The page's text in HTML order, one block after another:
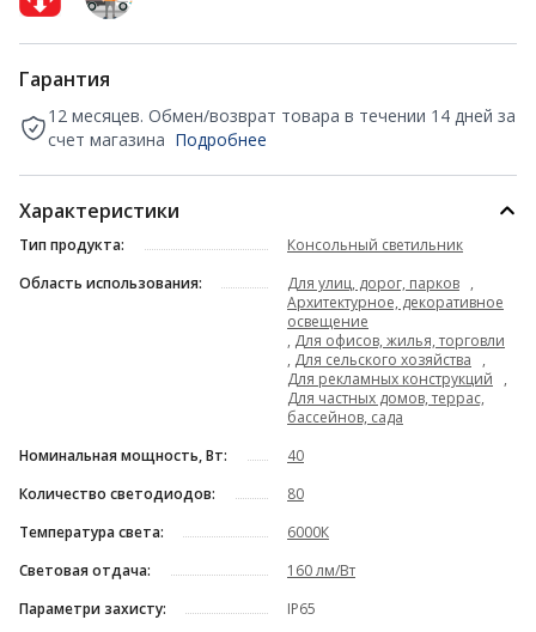
Гарантия
12 месяцев. Обмен/возврат товара в течении 14 дней за
счет магазина Подробнее
Характеристики
Тип продукта:
Консольный светильник
Область использования:
Для улиц, дорог, парков ,
Архитектурное, декоративное
освещение
, Для офисов, жилья, торговли
, Для сельского хозяйства
,
Для рекламных конструкций
,
Для частных домов, террас,
бассейнов, сада
Номинальная мощность, Вт:
40
Количество светодиодов:
80
Температура света:
6000К
Световая отдача:
160 лм/Вт
Параметри захисту:
IP65